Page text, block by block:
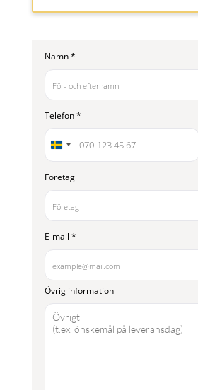
Namn *
Telefon *
Företag
E-mail *
Övrig information